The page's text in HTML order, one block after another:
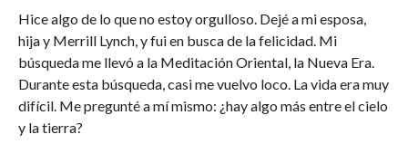
Hice algo de lo que no estoy orgulloso. Dejé a mi esposa,
hija y Merrill Lynch, y fui en busca de la felicidad. Mi
búsqueda me llevó a la Meditación Oriental, la Nueva Era.
Durante esta búsqueda, casi me vuelvo loco. La vida era muy
difícil. Me pregunté a mí mismo: ¿hay algo más entre el cielo
y la tierra?